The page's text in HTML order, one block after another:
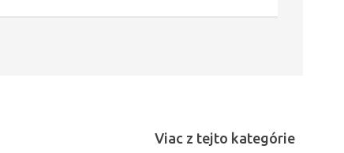
Viac z tejto kategórie